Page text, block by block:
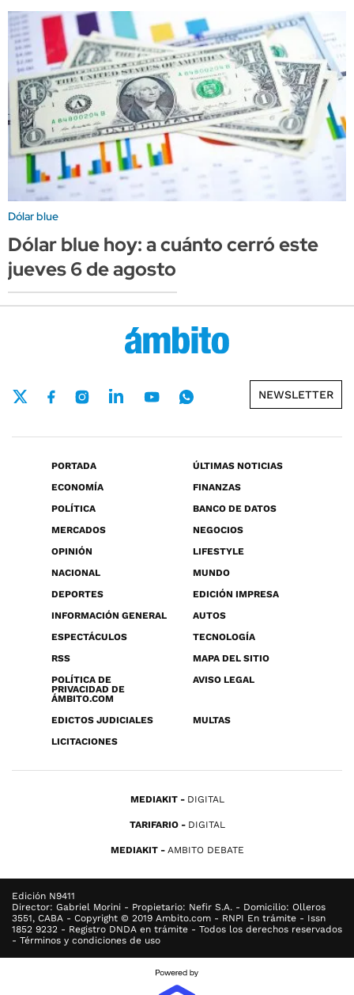
Dólar blue
Dólar blue hoy: a cuánto cerró este
jueves 6 de agosto
NEWSLETTER
PORTADA
ÚLTIMAS NOTICIAS
ECONOMÍA
FINANZAS
POLÍTICA
BANCO DE DATOS
MERCADOS
NEGOCIOS
OPINIÓN
LIFESTYLE
NACIONAL
MUNDO
DEPORTES
EDICIÓN IMPRESA
INFORMACIÓN GENERAL
AUTOS
ESPECTÁCULOS
TECNOLOGÍA
RSS
MAPA DEL SITIO
POLÍTICA DE
PRIVACIDAD DE
ÁMBITO.COM
AVISO LEGAL
EDICTOS JUDICIALES
MULTAS
LICITACIONES
MEDIAKIT DIGITAL
TARIFARIO DIGITAL
MEDIAKIT AMBITO DEBATE
Edición N9411
Director: Gabriel Morini - Propietario: Nefir S.A. - Domicilio: Olleros
3551, CABA - Copyright © 2019 Ambito.com - RNPI En trámite - Issn
1852 9232 - Registro DNDA en trámite - Todos los derechos reservados
- Términos y condiciones de uso